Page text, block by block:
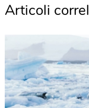
Articoli